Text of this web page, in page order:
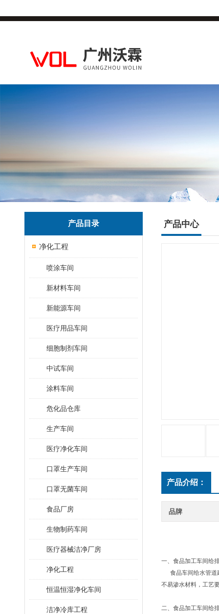
产品目录
净化工程
喷涂车间
新材料车间
新能源车间
医疗用品车间
细胞制剂车间
中试车间
涂料车间
危化品仓库
生产车间
医疗净化车间
口罩生产车间
口罩无菌车间
食品厂房
生物制药车间
医疗器械洁净厂房
净化工程
恒温恒湿净化车间
洁净冷库工程
产品中心
产品介绍：
品牌
一、食品加工车间给
食品车间给水管道
不易渗水材料，工艺
二、食品加工车间给